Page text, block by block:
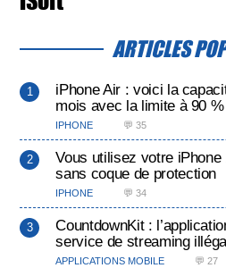
ARTICLES
iPhone Air : voici la
mois avec la limite à 90 %
IPHONE 💬 35
Vous utilisez votre
sans coque de protection
IPHONE 💬 34
CountdownKit :
service de streaming
APPLICATIONS MOBILE 💬 27